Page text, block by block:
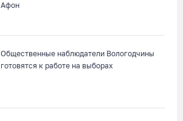
Афон
Общественные наблюдатели Вологодчины
готовятся к работе на выборах